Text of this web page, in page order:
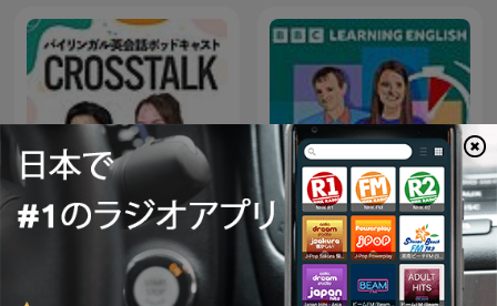
CROSSTALK 英会話 6 Minute English